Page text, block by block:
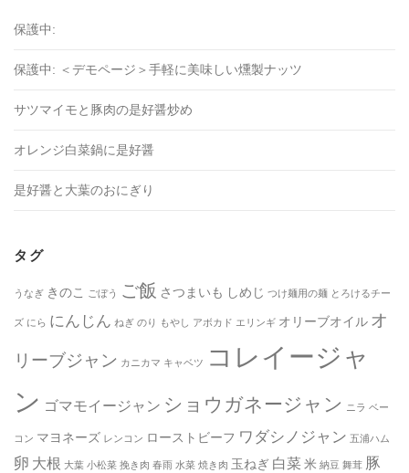
保護中:
保護中: ＜デモページ＞手軽に美味しい燻製ナッツ
サツマイモと豚肉の是好醤炒め
オレンジ白菜鍋に是好醤
是好醤と大葉のおにぎり
タグ
うなぎ きのこ ごぼう ご飯 さつまいも しめじ つけ麺用の麺 とろけるチー
ズ にら にんじん ねぎ のり もやし アボカド エリンギ オリーブオイル オ
リーブジャン カニカマ キャベツ
コレイージャ
ン ゴマモイージャン ショウガネージャン ニラ ベー
コン マヨネーズ レンコン ローストビーフ ワダシノジャン 五浦ハム
卵 大根 大葉 小松菜 挽き肉 春雨 水菜 焼き肉 玉ねぎ 白菜 米 納豆 舞茸 豚